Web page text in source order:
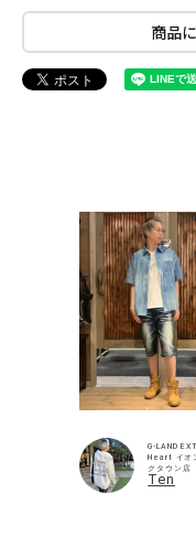
商品
G-LAND
Heart イオ
クタウン店
Ten